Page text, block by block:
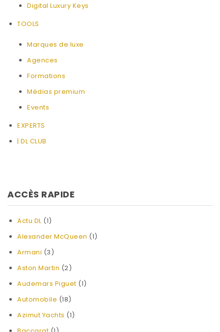
Digital Luxury Keys
TOOLS
Marques de luxe
Agences
Formations
Médias premium
Events
EXPERTS
| DL CLUB
ACCÈS RAPIDE
Actu DL(1)
Alexander McQueen (1)
Armani (3)
Aston Martin (2)
Audemars Piguet (1)
Automobile (18)
Azimut Yachts (1)